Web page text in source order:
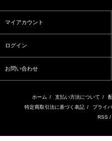
マイアカウント
ログイン
お問い合わせ
ホーム / 支払い方法について /
特定商取引法に基づく表記 / プライ
RSS /